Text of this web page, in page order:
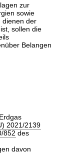
zur
sowie
dienen der
sollen die
Belangen
2021/2139
852 des
davon